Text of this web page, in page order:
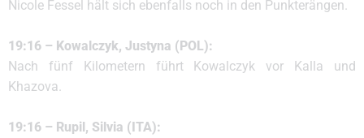
Nicole Fessel hält sich ebenfalls noch in den Punkterängen.
19:16 – Kowalczyk, Justyna (POL):
Nach fünf Kilometern führt Kowalczyk vor Kalla und
Khazova.
19:16 – Rupil, Silvia (ITA):